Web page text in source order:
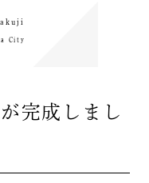
City
完成しまし